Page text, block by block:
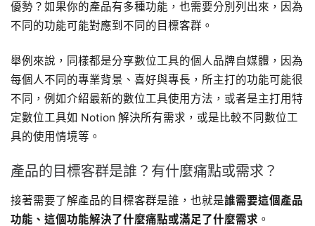
優勢？如果你的產品有多種功能，也需要分別列出來，因為
不同的功能可能對應到不同的目標客群。
舉例來說，同樣都是分享數位工具的個人品牌自媒體，因為
每個人不同的專業背景、喜好與專長，所主打的功能可能很
不同，例如介紹最新的數位工具使用方法，或者是主打用特
定數位工具如 Notion 解決所有需求，或是比較不同數位工
具的使用情境等。
產品的目標客群是誰？有什麼痛點或需求？
接著需要了解產品的目標客群是誰，也就是誰需要這個產品
功能、這個功能解決了什麼痛點或滿足了什麼需求 。